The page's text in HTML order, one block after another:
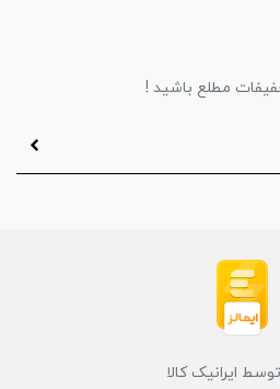
مطلع باشید !
ایرانیک کالا